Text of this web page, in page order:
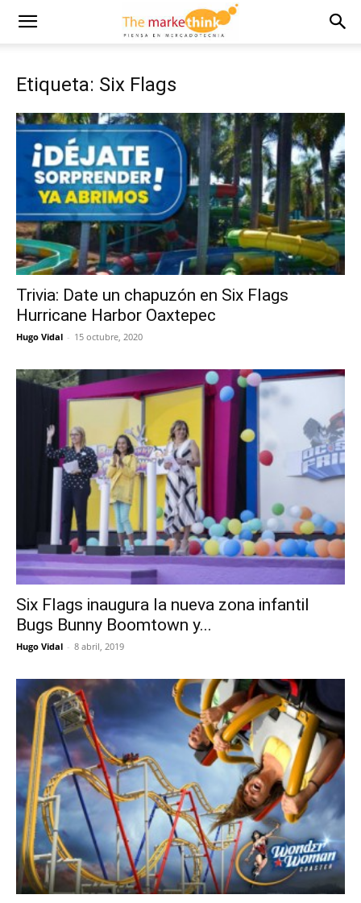
Etiqueta: Six Flags
Trivia: Date un chapuzón en Six Flags
Hurricane Harbor Oaxtepec
Hugo Vidal - 15 octubre, 2020
Six Flags inaugura la nueva zona infantil
Bugs Bunny Boomtown y...
Hugo Vidal - 8 abril, 2019